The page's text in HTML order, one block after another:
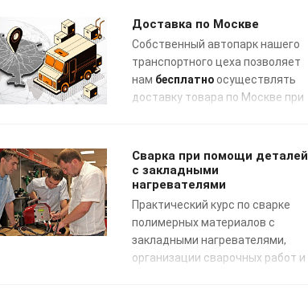
Доставка по Москве
Собственный автопарк нашего
транспортного цеха позволяет
нам бесплатноосуществлять
доставку товара по Москве при
даты поступления отгрузочных
документов в график заявок на
транспортировку.
Сварка при помощи деталей
с закладными
нагревателями
Практический курс по сварке
полимерных материалов с
закладными нагревателями,
организации сварочных работ и